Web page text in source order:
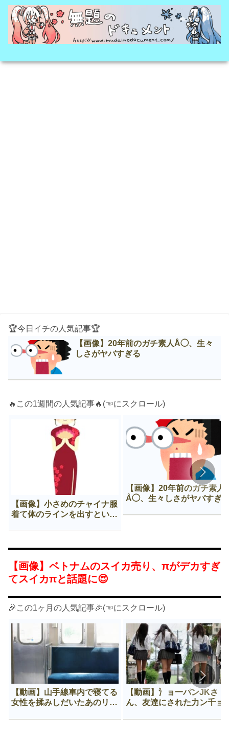
🏆今日イチの人気記事🏆
【画像】20年前のガチ素人Å◯、生々
しさがヤバすぎる
🔥この1週間の人気記事🔥(☜にスクロール)
【画像】小さめのチャイナ服
着て体のラインを出すという
【画像】20年前のガチ素人
Å◯、生々しさがヤバすぎ
【画像】ベトナムのスイカ売り、πがデカすぎ
てスイカπと話題に😍
🎉この1ヶ月の人気記事🎉(☜にスクロール)
【動画】山手線車内で寝てる
女性を揉みしだいたあのリー
【動画】氵ョ一パンJKさ
ん、友達にされた力ン千ョ